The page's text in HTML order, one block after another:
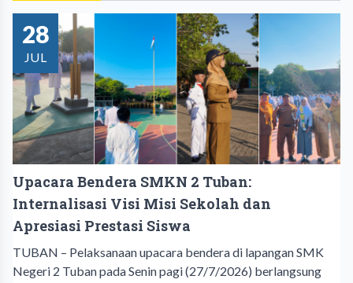
28
JUL
Upacara Bendera SMKN 2 Tuban:
Internalisasi Visi Misi Sekolah dan
Apresiasi Prestasi Siswa
TUBAN – Pelaksanaan upacara bendera di lapangan SMK
Negeri 2 Tuban pada Senin pagi (27/7/2026) berlangsung